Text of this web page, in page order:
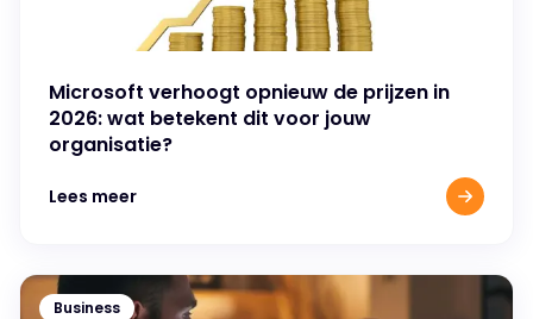
Microsoft verhoogt opnieuw de prijzen in
2026: wat betekent dit voor jouw
organisatie?
Lees meer
Business